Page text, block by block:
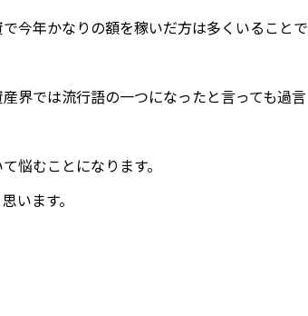
今年かなりの額を稼いだ方は多くいることで
界では流行語の一つになったと言っても過言
悩むことになります。
います。